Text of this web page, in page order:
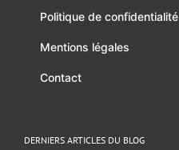
Politique de confidentialité
Mentions légales
Contact
DERNIERS ARTICLES DU BLOG